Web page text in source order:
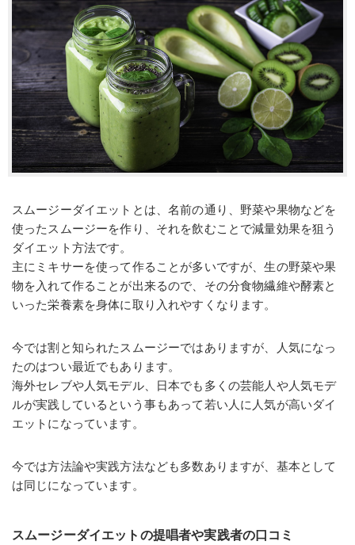
スムージーダイエットとは、名前の通り、野菜や果物などを
使ったスムージーを作り、それを飲むことで減量効果を狙う
ダイエット方法です。
主にミキサーを使って作ることが多いですが、生の野菜や果
物を入れて作ることが出来るので、その分食物繊維や酵素と
いった栄養素を身体に取り入れやすくなります。
今では割と知られたスムージーではありますが、人気になっ
たのはつい最近でもあります。
海外セレブや人気モデル、日本でも多くの芸能人や人気モデ
ルが実践しているという事もあって若い人に人気が高いダイ
エットになっています。
今では方法論や実践方法なども多数ありますが、基本として
は同じになっています。
スムージーダイエットの提唱者や実践者の口コミ